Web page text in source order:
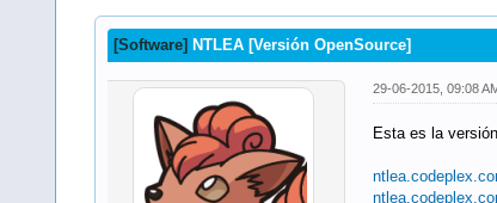
[Software] NTLEA [Versión OpenSource]
29-06-2015, 09:08
Esta es la